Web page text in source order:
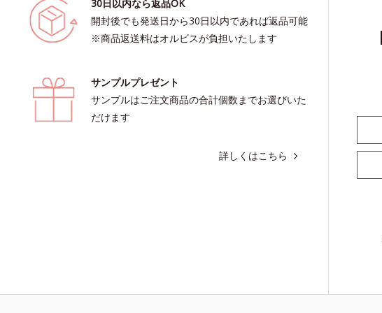
30日以内なら返品OK
開封後でも発送日から30日以内であれば返品可能
※商品返送料はオルビスが負担いたします
サンプルプレゼント
サンプルはご注文商品の合計個数までお選びいた
だけます
詳しくはこちら